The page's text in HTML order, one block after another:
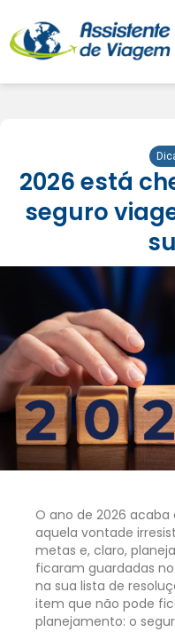
2026 está
seguro
O ano de 2026
aquela vontade
metas e, claro,
ficaram guardadas no
na sua lista de
item que não pode
planejamento: o